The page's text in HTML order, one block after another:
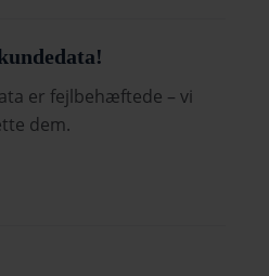
er fejlbehæftede – vi
dem.